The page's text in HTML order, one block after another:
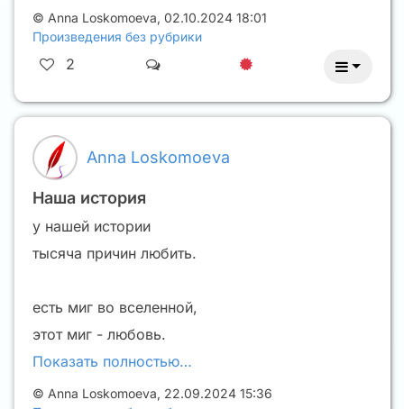
© Anna Loskomoeva, 02.10.2024 18:01
Произведения без рубрики
2
Anna Loskomoeva
Наша история
у нашей истории
тысяча причин любить.
есть миг во вселенной,
этот миг - любовь.
Показать полностью…
© Anna Loskomoeva, 22.09.2024 15:36